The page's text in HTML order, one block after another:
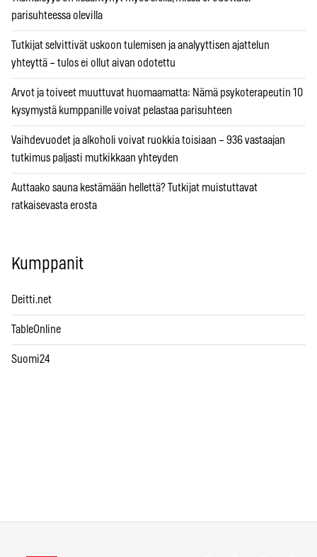
parisuhteessa olevilla
Tutkijat selvittivät uskoon tulemisen ja analyyttisen ajattelun
yhteyttä – tulos ei ollut aivan odotettu
Arvot ja toiveet muuttuvat huomaamatta: Nämä psykoterapeutin 10
kysymystä kumppanille voivat pelastaa parisuhteen
Vaihdevuodet ja alkoholi voivat ruokkia toisiaan – 936 vastaajan
tutkimus paljasti mutkikkaan yhteyden
Auttaako sauna kestämään hellettä? Tutkijat muistuttavat
ratkaisevasta erosta
Kumppanit
Deitti.net
TableOnline
Suomi24